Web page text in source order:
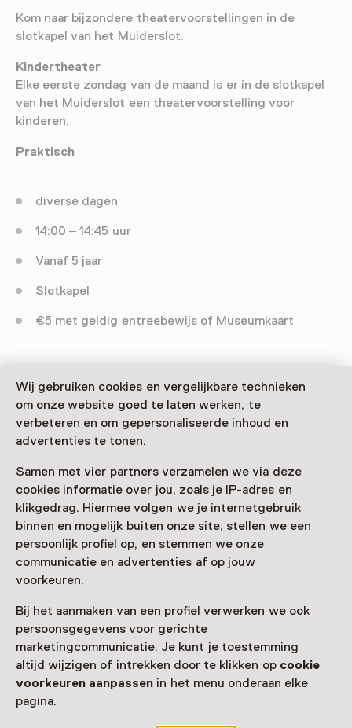
Wij gebruiken cookies en vergelijkbare technieken
om onze website goed te laten werken, te
verbeteren en om gepersonaliseerde inhoud en
advertenties te tonen.
Samen met vier partners verzamelen we via deze
cookies informatie over jou, zoals je IP-adres en
klikgedrag. Hiermee volgen we je internetgebruik
binnen en mogelijk buiten onze site, stellen we een
persoonlijk profiel op, en stemmen we onze
communicatie en advertenties af op jouw
voorkeuren.
Bij het aanmaken van een profiel verwerken we ook
persoonsgegevens voor gerichte
marketingcommunicatie. Je kunt je toestemming
altijd wijzigen of intrekken door te klikken op cookie
voorkeuren aanpassen in het menu onderaan elke
pagina.
Kom naar bijzondere theatervoorstellingen in de
slotkapel van het Muiderslot.
Kindertheater
Elke eerste zondag van de maand is er in de slotkapel
van het Muiderslot een theatervoorstelling voor
kinderen.
Praktisch
diverse dagen
14:00 – 14:45 uur
Vanaf 5 jaar
Slotkapel
€5 met geldig entreebewijs of Museumkaart
Deze activiteit is afgelopen. Je kunt hier niet
meer aan deelnemen.
Bekijk alle actuele activiteiten opZien & doen
Leeftijd
Voor 5 t/m 12 jaar
Datum & tijd
Toon beschikbaarheid
Locatie
Rijksmuseum Muiderslot